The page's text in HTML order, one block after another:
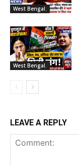
West Bengal.
West Bengal.
LEAVE A REPLY